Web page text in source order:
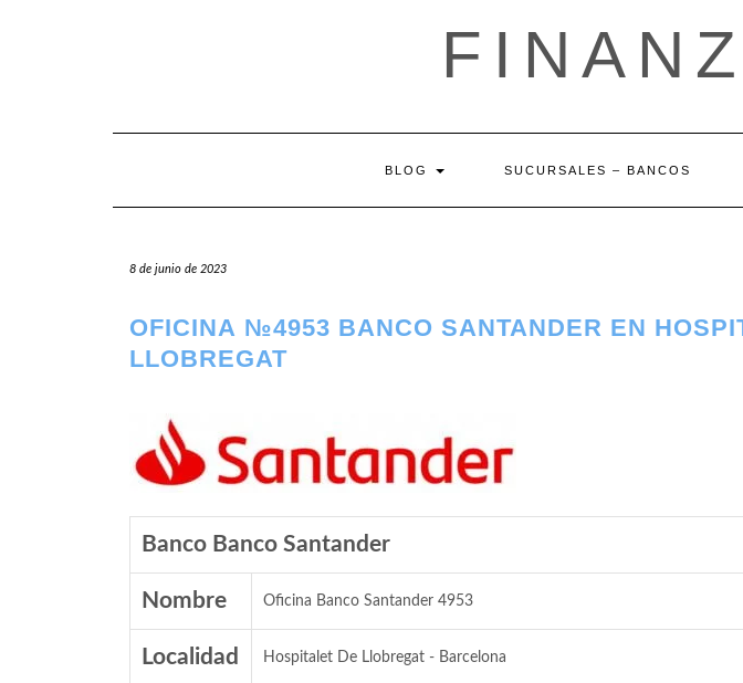
BLOG SUCURSALES – BANCOS
8 de junio de 2023
OFICINA №4953 BANCO SANTANDER EN
LLOBREGAT
Banco Banco Santander
Nombre Oficina Banco Santander 4953
Localidad Hospitalet De Llobregat - Barcelona